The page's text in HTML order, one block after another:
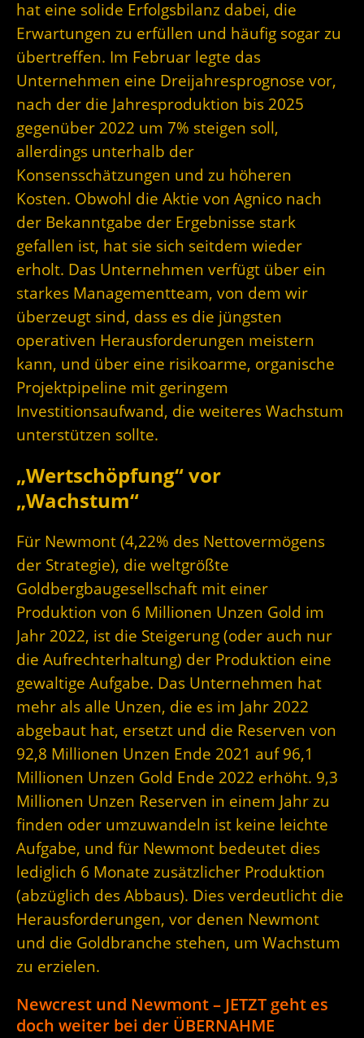
hat eine solide Erfolgsbilanz dabei, die
Erwartungen zu erfüllen und häufig sogar zu
übertreffen. Im Februar legte das
Unternehmen eine Dreijahresprognose vor,
nach der die Jahresproduktion bis 2025
gegenüber 2022 um 7% steigen soll,
allerdings unterhalb der
Konsensschätzungen und zu höheren
Kosten. Obwohl die Aktie von Agnico nach
der Bekanntgabe der Ergebnisse stark
gefallen ist, hat sie sich seitdem wieder
erholt. Das Unternehmen verfügt über ein
starkes Managementteam, von dem wir
überzeugt sind, dass es die jüngsten
operativen Herausforderungen meistern
kann, und über eine risikoarme, organische
Projektpipeline mit geringem
Investitionsaufwand, die weiteres Wachstum
unterstützen sollte.
„Wertschöpfung“ vor
„Wachstum“
Für Newmont (4,22% des Nettovermögens
der Strategie), die weltgrößte
Goldbergbaugesellschaft mit einer
Produktion von 6 Millionen Unzen Gold im
Jahr 2022, ist die Steigerung (oder auch nur
die Aufrechterhaltung) der Produktion eine
gewaltige Aufgabe. Das Unternehmen hat
mehr als alle Unzen, die es im Jahr 2022
abgebaut hat, ersetzt und die Reserven von
92,8 Millionen Unzen Ende 2021 auf 96,1
Millionen Unzen Gold Ende 2022 erhöht. 9,3
Millionen Unzen Reserven in einem Jahr zu
finden oder umzuwandeln ist keine leichte
Aufgabe, und für Newmont bedeutet dies
lediglich 6 Monate zusätzlicher Produktion
(abzüglich des Abbaus). Dies verdeutlicht die
Herausforderungen, vor denen Newmont
und die Goldbranche stehen, um Wachstum
zu erzielen.
Newcrest und Newmont – JETZT geht es
doch weiter bei der ÜBERNAHME